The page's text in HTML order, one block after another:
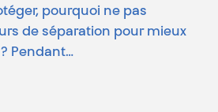
pourquoi ne pas
de séparation pour mieux
Pendant…